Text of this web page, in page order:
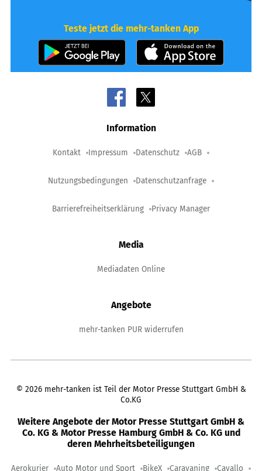
Teste jetzt die mehr-tanken App
Information
Kontakt Impressum Datenschutz AGB
Nutzungsbedingungen Datenschutzanfrage
Barrierefreiheitserklärung Privacy Manager
Media
Mediadaten Online
Angebote
mehr-tanken PUR widerrufen
© 2026 mehr-tanken ist Teil der Motor Presse Stuttgart GmbH &
Co.KG
Weitere Angebote der Motor Presse Stuttgart GmbH &
Co. KG & Motor Presse Hamburg GmbH & Co. KG und
deren Mehrheitsbeteiligungen
Aerokurier Auto Motor und Sport BikeX Caravaning Cavallo